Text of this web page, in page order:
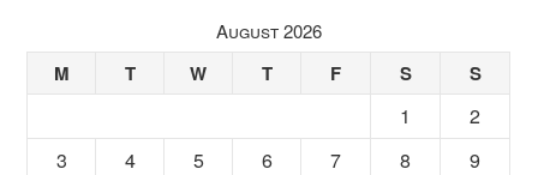
August 2026
M T W T F S S
1
2
3
4 5 6 7 8
9